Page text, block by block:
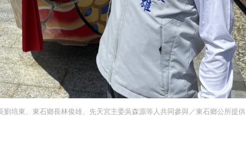
培東、東石鄉長林俊雄、先天宮主委吳森源等人共同參與／東石鄉公所提供